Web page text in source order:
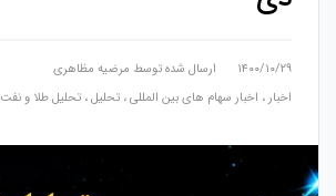
۱۴۰۰/۱۰/۲۹ ارسال شده توسط مرضیه مظاهری
اخبار ، اخبار سهام های بین المللی، تحلیل، تحلیل طلا و نفت